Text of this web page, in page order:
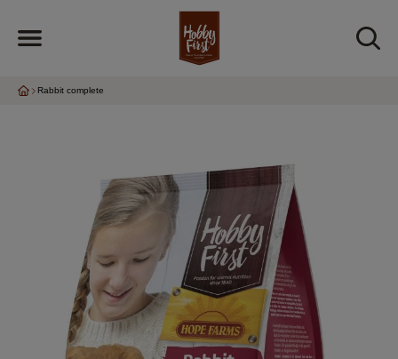
Rabbit complete